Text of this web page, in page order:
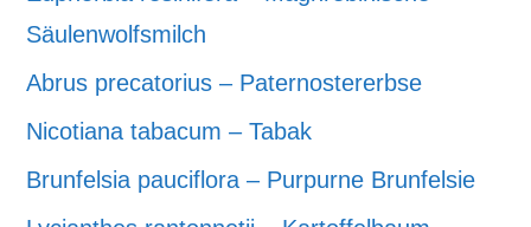
Säulenwolfsmilch
Abrus precatorius – Paternostererbse
Nicotiana tabacum – Tabak
Brunfelsia pauciflora – Purpurne Brunfelsie